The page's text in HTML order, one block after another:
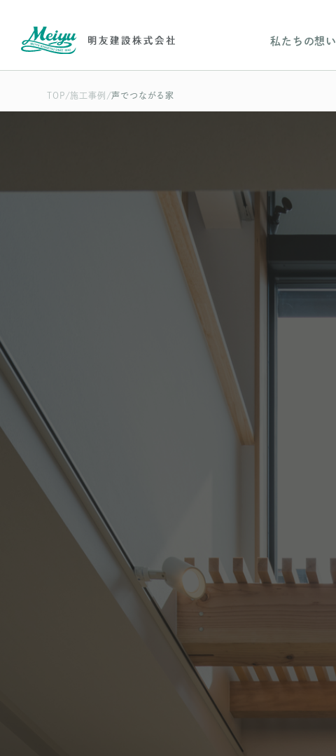
私たちの想い
TOP 施工事例 声でつながる家